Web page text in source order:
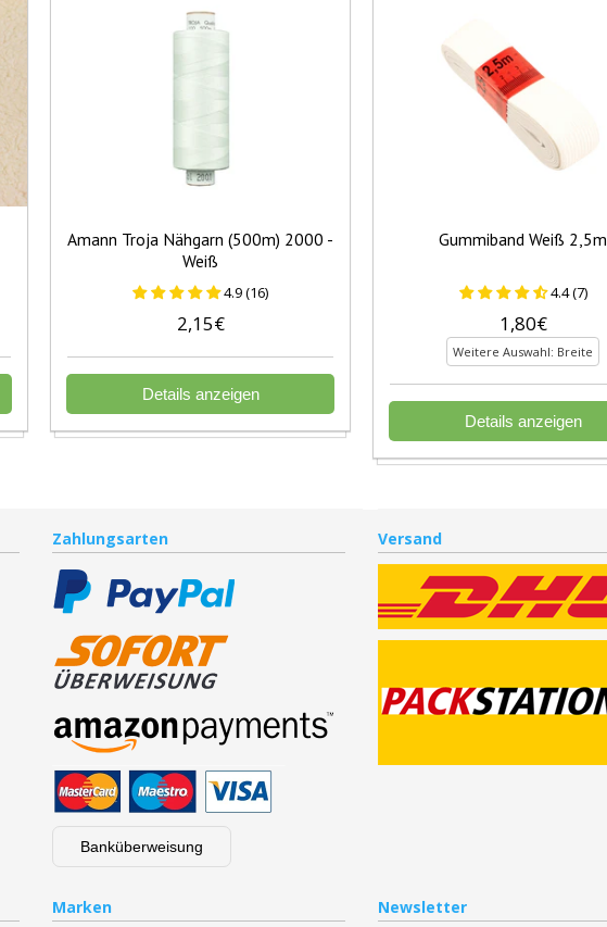
Amann Troja Nähgarn (500m) 2000 -
Weiß
4.9 (16)
2,15€
Details anzeigen
Gummiband Weiß 2,5m
4.4 (7)
1,80€
Weitere Auswahl: Breite
Details anzeigen
Zahlungsarten
Banküberweisung
Versand
Marken Newsletter